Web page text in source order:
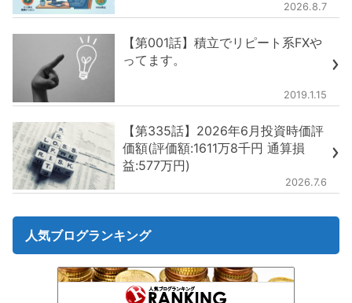
2026.8.7
【第001話】積立でリピート系FXや
ってます。
2019.1.15
【第335話】2026年6月投資時価評
価額(評価額:1611万8千円 通算損
益:577万円)
2026.7.6
人気ブログランキング